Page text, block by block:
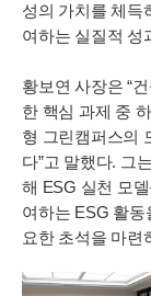
성의 가치를 체득
여하는 실질적 성
황보연 사장은 “
한 핵심 과제 중
형 그린캠퍼스의
다”고 말했다. 그
해 ESG 실천 모
여하는 ESG 활
요한 초석을 마련